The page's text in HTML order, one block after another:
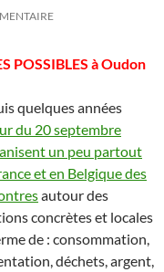
POSSIBLES à Oudon
quelques années
du 20 septembre
un peu partout
et en Belgique des
autour des
concrètes et locales
de : consommation,
déchets, argent,